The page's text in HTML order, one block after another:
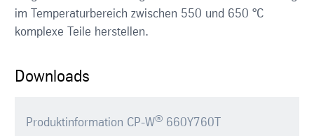
im Temperaturbereich zwischen 550 und 650 °C
komplexe Teile herstellen.
Downloads
Produktinformation CP-W®660Y760T